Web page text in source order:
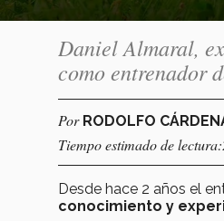
Daniel Almaral,
como entrenador
Por RODOLFO
Tiempo estimado de
Desde hace 2 años el
conocimiento y